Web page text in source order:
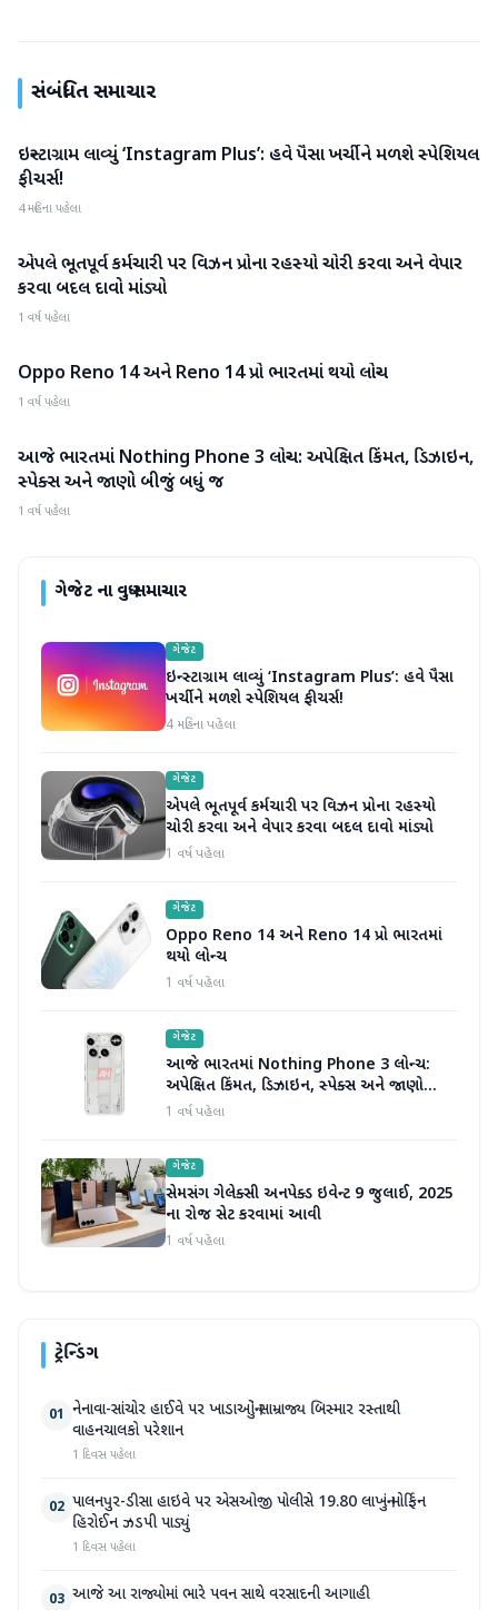
સંબંધિત સમાચાર
ગેજેટ
ઇન્સ્ટાગ્રામ લાવ્યું ‘Instagram Plus’: હવે પૈસા ખર્ચીને મળશે સ્પેશિયલ
ફીચર્સ!
4 મહિના પહેલા
ગેજેટ
એપલે ભૂતપૂર્વ કર્મચારી પર વિઝન પ્રોના રહસ્યો ચોરી કરવા અને વેપાર
કરવા બદલ દાવો માંડ્યો
1 વર્ષ પહેલા
ગેજેટ
Oppo Reno 14 અને Reno 14 પ્રો ભારતમાં થયો લોન્ચ
1 વર્ષ પહેલા
ગેજેટ
આજે ભારતમાં Nothing Phone 3 લોન્ચ: અપેક્ષિત કિંમત, ડિઝાઇન,
સ્પેક્સ અને જાણો બીજું બધું જ
1 વર્ષ પહેલા
ગેજેટ ના વધુ સમાચાર
ગેજેટ
ઇન્સ્ટાગ્રામ લાવ્યું ‘Instagram Plus’: હવે પૈસા
ખર્ચીને મળશે સ્પેશિયલ ફીચર્સ!
4 મહિના પહેલા
ગેજેટ
એપલે ભૂતપૂર્વ કર્મચારી પર વિઝન પ્રોના રહસ્યો
ચોરી કરવા અને વેપાર કરવા બદલ દાવો માંડ્યો
1 વર્ષ પહેલા
ગેજેટ
Oppo Reno 14 અને Reno 14 પ્રો ભારતમાં
થયો લોન્ચ
1 વર્ષ પહેલા
ગેજેટ
આજે ભારતમાં Nothing Phone 3 લોન્ચ:
અપેક્ષિત કિંમત, ડિઝાઇન, સ્પેક્સ અને જાણો
બીજું બધું જ
1 વર્ષ પહેલા
ગેજેટ
સેમસંગ ગેલેક્સી અનપેક્ડ ઇવેન્ટ 9 જુલાઈ, 2025
ના રોજ સેટ કરવામાં આવી
1 વર્ષ પહેલા
ટ્રેન્ડિંગ
01 નેનાવા-સાંચોર હાઈવે પર ખાડાઓનું સામ્રાજ્ય બિસ્માર રસ્તાથી
વાહનચાલકો પરેશાન
1 દિવસ પહેલા
02 પાલનપુર-ડીસા હાઇવે પર એસઓજી પોલીસે 19.80 લાખનું મોર્ફિન
હિરોઈન ઝડપી પાડ્યું
1 દિવસ પહેલા
03 આજે આ રાજ્યોમાં ભારે પવન સાથે વરસાદની આગાહી